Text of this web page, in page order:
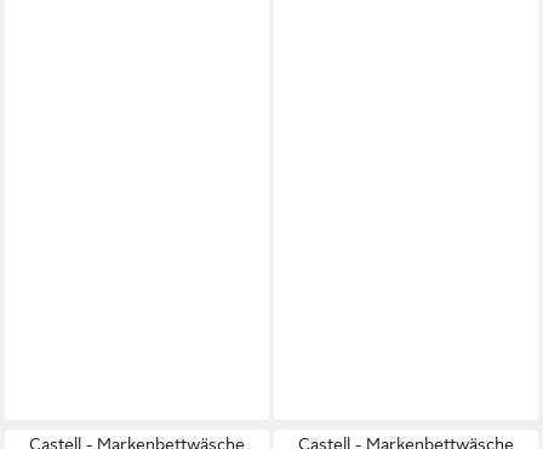
Castell - Markenbettwäsche
Castell - Markenbettwäsche